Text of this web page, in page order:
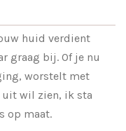
huid verdient
graag bij. Of je nu
worstelt met
wil zien, ik sta
op maat.